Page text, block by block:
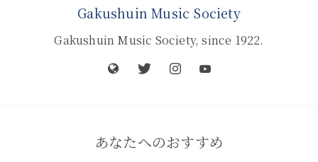
Gakushuin Music Society
Gakushuin Music Society, since 1922.
あなたへのおすすめ